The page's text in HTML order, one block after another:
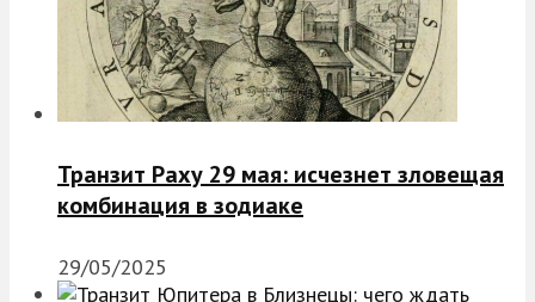
Транзит Раху 29 мая: исчезнет зловещая
комбинация в зодиаке
29/05/2025